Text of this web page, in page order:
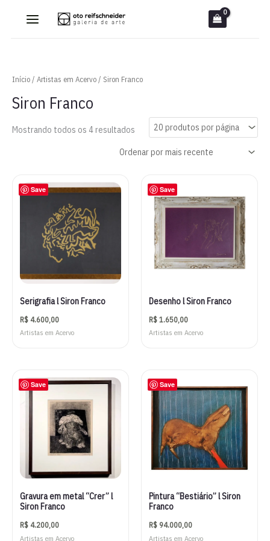
Início/ Artistas em Acervo/ Siron Franco
Siron Franco
Mostrando todos os 4 resultados Classificado
recente
Save
Serigrafia l Siron Franco
R$ 4.600,00
Artistas em Acervo
Save
Desenho l Siron Franco
R$1.650,00
Artistas em Acervo
Save
Gravura em metal “Crer” l
Siron Franco
R$ 4.200,00
Artistas em Acervo
Save
Pintura “Bestiário” l Siron
Franco
R$ 94.000,00
Artistas em Acervo